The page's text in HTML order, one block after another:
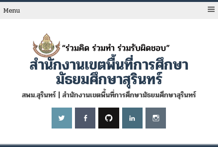
Skip
toMenu
สำนักงานเขตพื้นที่การศึกษา
มัธยมศึกษาสุรินทร์
สพม.สุรินทร์ | สำนักงานเขตพื้นที่การศึกษามัธยมศึกษาสุรินทร์